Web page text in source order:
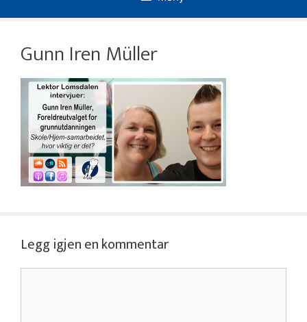
Gunn Iren Müller
Legg igjen en kommentar